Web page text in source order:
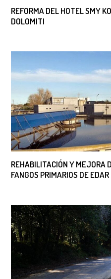
REFORMA DEL HOTEL SMY
DOLOMITI
REHABILITACIÓN Y MEJORA
FANGOS PRIMARIOS DE